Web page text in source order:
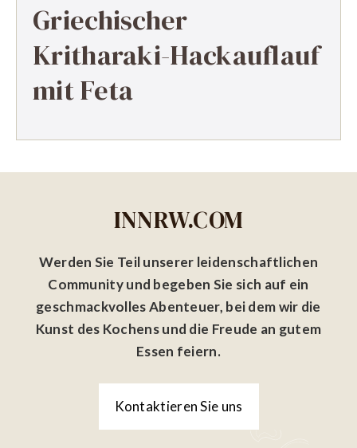
Griechischer
Kritharaki-Hackauflauf
mit Feta
INNRW.COM
Werden Sie Teil unserer leidenschaftlichen
Community und begeben Sie sich auf ein
geschmackvolles Abenteuer, bei dem wir die
Kunst des Kochens und die Freude an gutem
Essen feiern.
Kontaktieren Sie uns